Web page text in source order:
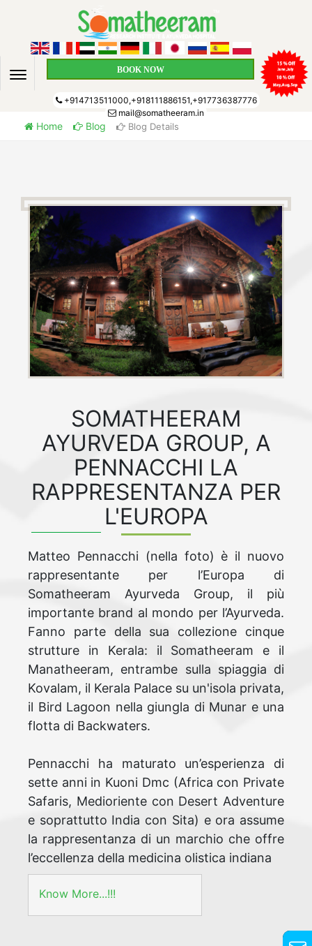
BOOK NOW
+914713511000,+918111886151,+917736387776
mail@somatheeram.in
Home Blog Blog Details
SOMATHEERAM
AYURVEDA GROUP, A
PENNACCHI LA
RAPPRESENTANZA PER
L'EUROPA
Matteo Pennacchi (nella foto) è il nuovo
rappresentante per l’Europa di
Somatheeram Ayurveda Group, il più
importante brand al mondo per l’Ayurveda.
Fanno parte della sua collezione cinque
strutture in Kerala: il Somatheeram e il
Manatheeram, entrambe sulla spiaggia di
Kovalam, il Kerala Palace su un'isola privata,
il Bird Lagoon nella giungla di Munar e una
flotta di Backwaters.
Pennacchi ha maturato un’esperienza di
sette anni in Kuoni Dmc (Africa con Private
Safaris, Medioriente con Desert Adventure
e soprattutto India con Sita) e ora assume
la rappresentanza di un marchio che offre
l’eccellenza della medicina olistica indiana
Know More...!!!